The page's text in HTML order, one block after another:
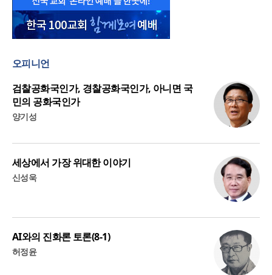
오피니언
검찰공화국인가, 경찰공화국인가, 아니면 국
민의 공화국인가
양기성
세상에서 가장 위대한 이야기
신성욱
AI와의 진화론 토론(8-1)
허정윤